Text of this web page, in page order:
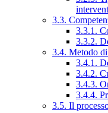
3.3.
3.3.1.
3.3.2.
3.4. Metodo
3.4.1.
3.4.2.
3.4.3.
3.4.4.
3.5. Il